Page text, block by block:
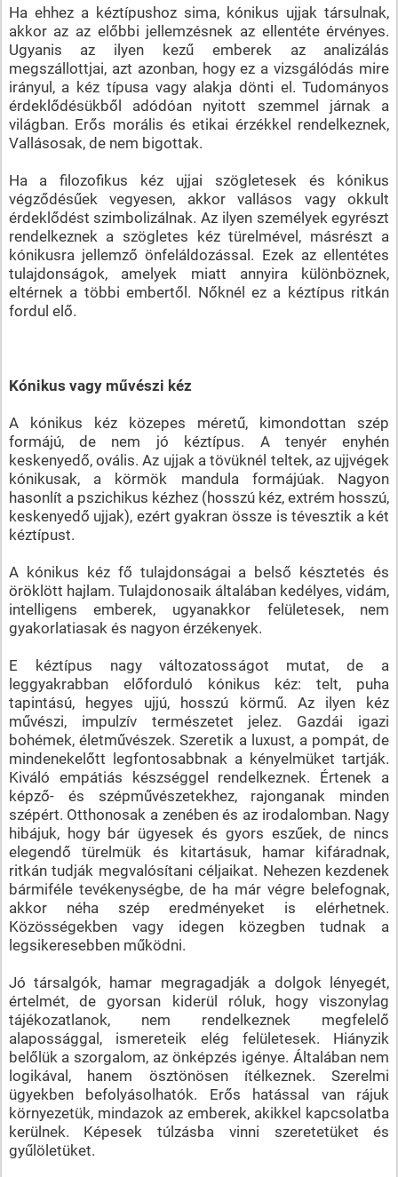
Ha ehhez a kéztípushoz sima, kónikus ujjak társulnak,
akkor az az előbbi jellemzésnek az ellentéte érvényes.
Ugyanis az ilyen kezű emberek az analizálás
megszállottjai, azt azonban, hogy ez a vizsgálódás mire
irányul, a kéz típusa vagy alakja dönti el. Tudományos
érdeklődésükből adódóan nyitott szemmel járnak a
világban. Erős morális és etikai érzékkel rendelkeznek,
Vallásosak, de nem bigottak.
Ha a filozofikus kéz ujjai szögletesek és kónikus
végződésűek vegyesen, akkor vallásos vagy okkult
érdeklődést szimbolizálnak. Az ilyen személyek egyrészt
rendelkeznek a szögletes kéz türelmével, másrészt a
kónikusra jellemző önfeláldozással. Ezek az ellentétes
tulajdonságok, amelyek miatt annyira különböznek,
eltérnek a többi embertől. Nőknél ez a kéztípus ritkán
fordul elő.
Kónikus vagy művészi kéz
A kónikus kéz közepes méretű, kimondottan szép
formájú, de nem jó kéztípus. A tenyér enyhén
keskenyedő, ovális. Az ujjak a tövüknél teltek, az ujjvégek
kónikusak, a körmök mandula formájúak. Nagyon
hasonlít a pszichikus kézhez (hosszú kéz, extrém hosszú,
keskenyedő ujjak), ezért gyakran össze is tévesztik a két
kéztípust.
A kónikus kéz fő tulajdonságai a belső késztetés és
öröklött hajlam. Tulajdonosaik általában kedélyes, vidám,
intelligens emberek, ugyanakkor felületesek, nem
gyakorlatiasak és nagyon érzékenyek.
E kéztípus nagy változatosságot mutat, de a
leggyakrabban előforduló kónikus kéz: telt, puha
tapintású, hegyes ujjú, hosszú körmű. Az ilyen kéz
művészi, impulzív természetet jelez. Gazdái igazi
bohémek, életművészek. Szeretik a luxust, a pompát, de
mindenekelőtt legfontosabbnak a kényelmüket tartják.
Kiváló empátiás készséggel rendelkeznek. Értenek a
képző- és szépművészetekhez, rajonganak minden
szépért. Otthonosak a zenében és az irodalomban. Nagy
hibájuk, hogy bár ügyesek és gyors eszűek, de nincs
elegendő türelmük és kitartásuk, hamar kifáradnak,
ritkán tudják megvalósítani céljaikat. Nehezen kezdenek
bármiféle tevékenységbe, de ha már végre belefognak,
akkor néha szép eredményeket is elérhetnek.
Közösségekben vagy idegen közegben tudnak a
legsikeresebben működni.
Jó társalgók, hamar megragadják a dolgok lényegét,
értelmét, de gyorsan kiderül róluk, hogy viszonylag
tájékozatlanok, nem rendelkeznek megfelelő
alapossággal, ismereteik elég felületesek. Hiányzik
belőlük a szorgalom, az önképzés igénye. Általában nem
logikával, hanem ösztönösen ítélkeznek. Szerelmi
ügyekben befolyásolhatók. Erős hatással van rájuk
környezetük, mindazok az emberek, akikkel kapcsolatba
kerülnek. Képesek túlzásba vinni szeretetüket és
gyűlöletüket.